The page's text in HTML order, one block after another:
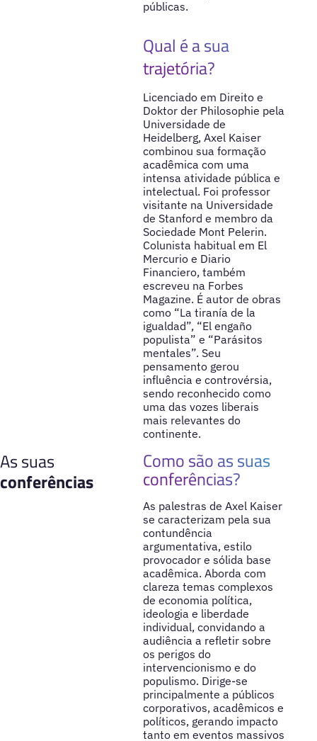
públicas.
Qual é a sua
trajetória?
Licenciado em Direito e
Doktor der Philosophie pela
Universidade de
Heidelberg, Axel Kaiser
combinou sua formação
acadêmica com uma
intensa atividade pública e
intelectual. Foi professor
visitante na Universidade
de Stanford e membro da
Sociedade Mont Pelerin.
Colunista habitual em El
Mercurio e Diario
Financiero, também
escreveu na Forbes
Magazine. É autor de obras
como “La tiranía de la
igualdad”, “El engaño
populista” e “Parásitos
mentales”. Seu
pensamento gerou
influência e controvérsia,
sendo reconhecido como
uma das vozes liberais
mais relevantes do
continente.
As suas
conferências
Como são as suas
conferências?
As palestras de Axel Kaiser
se caracterizam pela sua
contundência
argumentativa, estilo
provocador e sólida base
acadêmica. Aborda com
clareza temas complexos
de economia política,
ideologia e liberdade
individual, convidando a
audiência a refletir sobre
os perigos do
intervencionismo e do
populismo. Dirige-se
principalmente a públicos
corporativos, acadêmicos e
políticos, gerando impacto
tanto em eventos massivos